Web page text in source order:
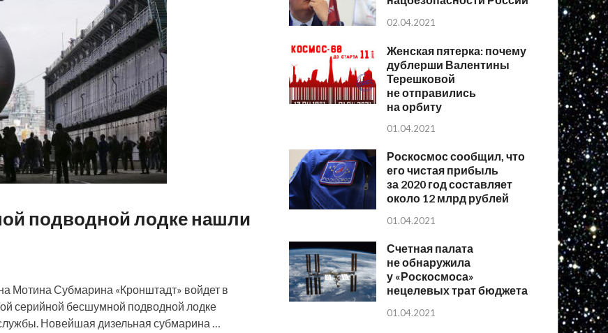
подводной лодке нашли
Мотина Субмарина «Кронштадт» войдет в
серийной бесшумной подводной лодке
Новейшая дизельная субмарина …
02.04.2021
Женская пятерка: почему
дублерши Валентины
Терешковой
не отправились
на орбиту
01.04.2021
Роскосмос сообщил, что
его чистая прибыль
за 2020 год составляет
около 12 млрд рублей
01.04.2021
Счетная палата
не обнаружила
у «Роскосмоса»
нецелевых трат бюджета
01.04.2021